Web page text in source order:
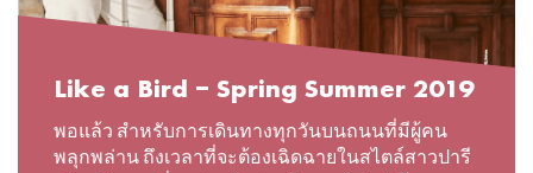
Like a Bird – Spring Summer 2019
พอแล้ว สำหรับการเดินทางทุกวันบนถนนที่มีผู้คน
พลุกพล่าน ถึงเวลาที่จะต้องเฉิดฉายในสไตล์สาวปารี